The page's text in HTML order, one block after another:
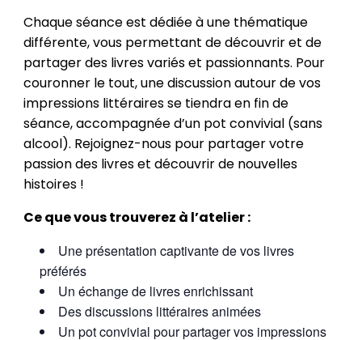
Chaque séance est dédiée à une thématique
différente, vous permettant de découvrir et de
partager des livres variés et passionnants. Pour
couronner le tout, une discussion autour de vos
impressions littéraires se tiendra en fin de
séance, accompagnée d’un pot convivial (sans
alcool). Rejoignez-nous pour partager votre
passion des livres et découvrir de nouvelles
histoires !
Ce que vous trouverez à l’atelier :
Une présentation captivante de vos livres
préférés
Un échange de livres enrichissant
Des discussions littéraires animées
Un pot convivial pour partager vos impressions